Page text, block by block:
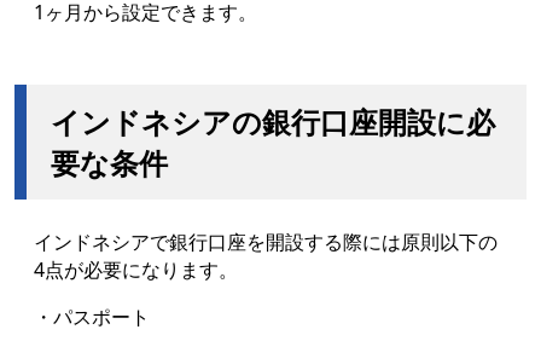
1ヶ月から設定できます。
インドネシアの銀行口座開設に必
要な条件
インドネシアで銀行口座を開設する際には原則以下の
4点が必要になります。
・パスポート